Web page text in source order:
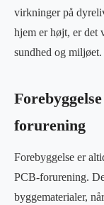
virkninger på
hjem er højt, er det
sundhed og miljøet.
forurening
Forebyggelse er
PCB-forurening.
byggematerialer,